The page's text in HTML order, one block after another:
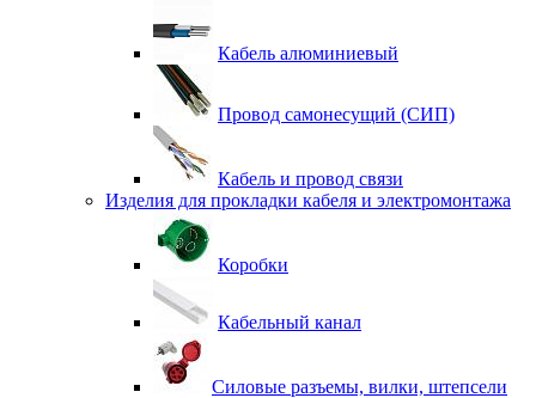
Кабель алюминиевый
Провод самонесущий (СИП)
Кабель и провод связи
Изделия для прокладки кабеля и электромонтажа
Коробки
Кабельный канал
Силовые разъемы, вилки, штепсели